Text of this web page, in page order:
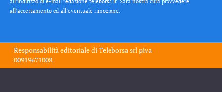
all’accertamento ed all’eventuale rimozione.
Responsabilità editoriale diTeleborsa srlpiva
00919671008